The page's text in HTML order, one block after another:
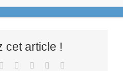
cet article !
LinkedIn
TumblrPinterest